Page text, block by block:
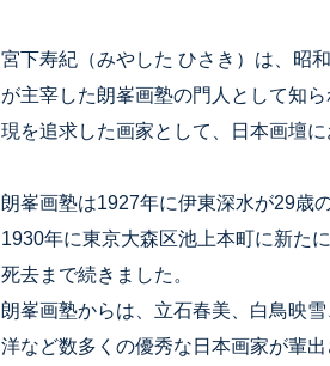
宮下寿紀（みやした ひさき）は、昭
が主宰した朗峯画塾の門人として知
現を追求した画家として、日本画壇
朗峯画塾は1927年に伊東深水が29歳
1930年に東京大森区池上本町に新た
死去まで続きました。
朗峯画塾からは、立石春美、白鳥映
洋など数多くの優秀な日本画家が輩